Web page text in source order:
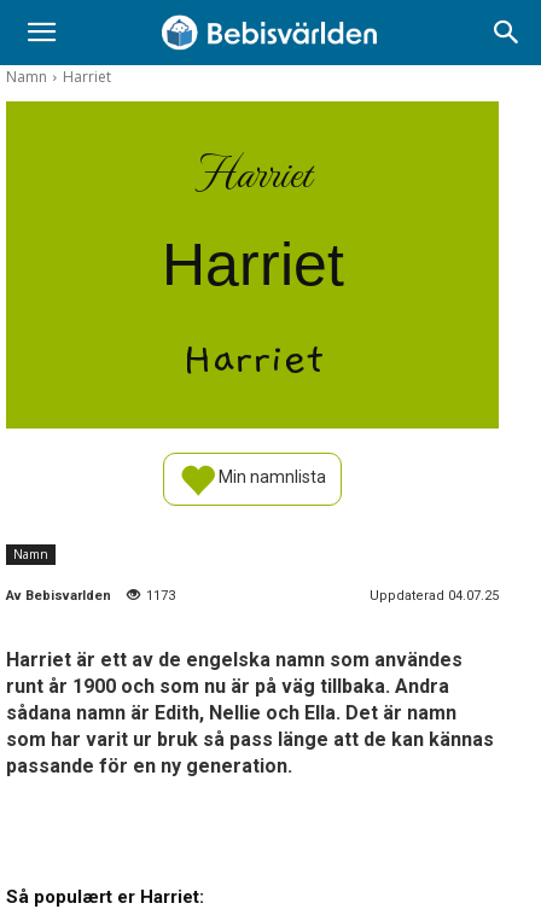
Namn Harriet
Harriet
Harriet
Harriet
Min namnlista
Namn
Av Bebisvarlden 1173 Uppdaterad 04.07.25
Harriet är ett av de engelska namn som användes
runt år 1900 och som nu är på väg tillbaka. Andra
sådana namn är Edith, Nellie och Ella. Det är namn
som har varit ur bruk så pass länge att de kan kännas
passande för en ny generation.
Så populært er Harriet: